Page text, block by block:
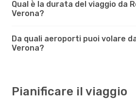
Qual è la durata del viaggio da
Verona?
Da quali aeroporti puoi volare
Verona?
Pianificare il viaggio